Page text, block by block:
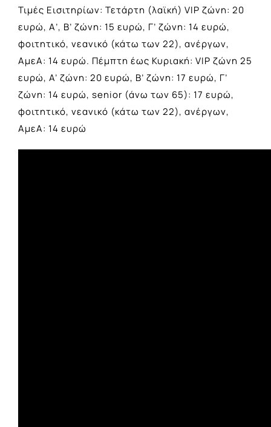
Τιμές Εισιτηρίων: Τετάρτη (λαϊκή) VIP ζώνη: 20
ευρώ, Α’, Β’ ζώνη: 15 ευρώ, Γ’ ζώνη: 14 ευρώ,
φοιτητικό, νεανικό (κάτω των 22), ανέργων,
ΑμεΑ: 14 ευρώ. Πέμπτη έως Κυριακή: VIP ζώνη 25
ευρώ, A’ ζώνη: 20 ευρώ, Β’ ζώνη: 17 ευρώ, Γ’
ζώνη: 14 ευρώ, senior (άνω των 65): 17 ευρώ,
φοιτητικό, νεανικό (κάτω των 22), ανέργων,
ΑμεΑ: 14 ευρώ